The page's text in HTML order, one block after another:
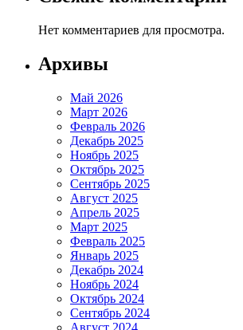
Нет комментариев для просмотра.
Архивы
Май 2026
Март 2026
Февраль 2026
Декабрь 2025
Ноябрь 2025
Октябрь 2025
Сентябрь 2025
Август 2025
Апрель 2025
Март 2025
Февраль 2025
Январь 2025
Декабрь 2024
Ноябрь 2024
Октябрь 2024
Сентябрь 2024
Август 2024